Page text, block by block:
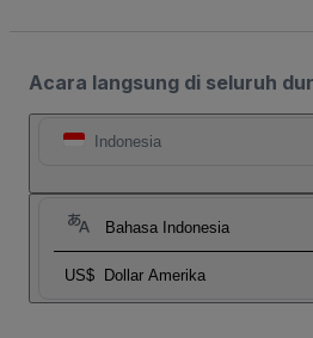
Acara langsung di seluruh
Indonesia
Bahasa Indonesia
US$ Dollar Amerika